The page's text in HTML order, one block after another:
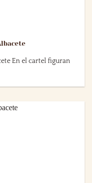
En el cartel figuran